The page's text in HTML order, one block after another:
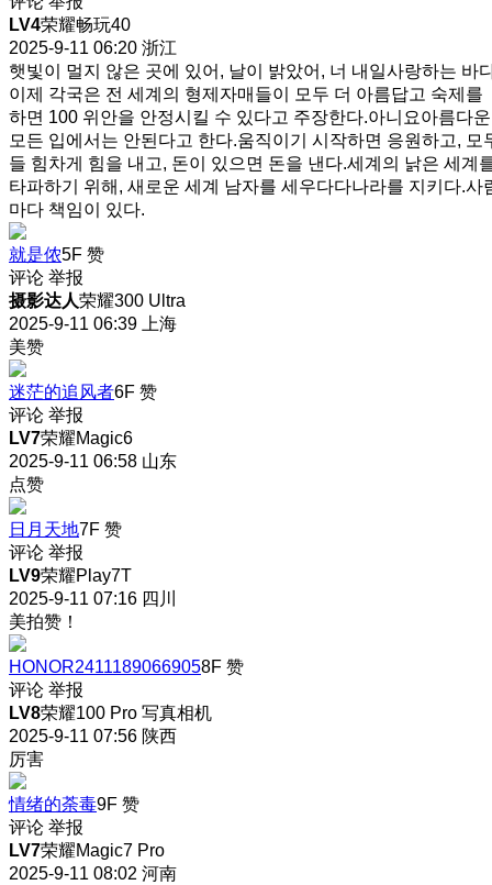
LV4荣耀畅玩40
2025-9-11 06:20 浙江
햇빛이 멀지 않은 곳에 있어, 날이 밝았어, 너 내일사랑하는 바
이제 각국은 전 세계의 형제자매들이 모두 더 아름답고 숙제를
하면 100 위안을 안정시킬 수 있다고 주장한다.아니요아름다운
모든 입에서는 안된다고 한다.움직이기 시작하면 응원하고, 모
들 힘차게 힘을 내고, 돈이 있으면 돈을 낸다.세계의 낡은 세계
타파하기 위해, 새로운 세계 남자를 세우다다나라를 지키다.사
마다 책임이 있다.
就是侬5F 赞
评论 举报
摄影达人荣耀300 Ultra
2025-9-11 06:39
上海
美赞
迷茫的追风者6F 赞
评论 举报
LV7荣耀Magic6
2025-9-11 06:58 山东
点赞
日月天地7F 赞
评论 举报
LV9荣耀Play7T
2025-9-11 07:16 四川
美拍赞！
HONOR24111890669058F 赞
评论 举报
LV8荣耀100 Pro 写真相机
2025-9-11 07:56 陕西
厉害
情绪的荼毒9F 赞
评论 举报
LV7荣耀Magic7 Pro
2025-9-11 08:02 河南